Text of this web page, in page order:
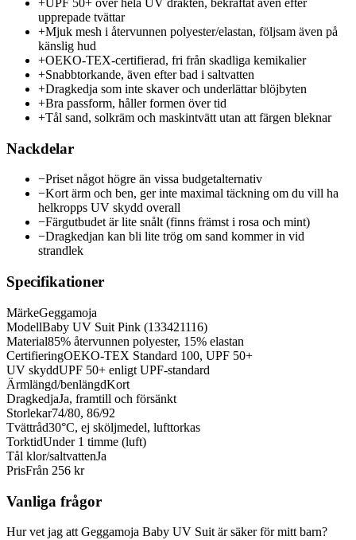
+UPF 50+ över hela UV dräkten, bekräftat även efter
upprepade tvättar
+Mjuk mesh i återvunnen polyester/elastan, följsam även på
känslig hud
+OEKO-TEX-certifierad, fri från skadliga kemikalier
+Snabbtorkande, även efter bad i saltvatten
+Dragkedja som inte skaver och underlättar blöjbyten
+Bra passform, håller formen över tid
+Tål sand, solkräm och maskintvätt utan att färgen bleknar
Nackdelar
−Priset något högre än vissa budgetalternativ
−Kort ärm och ben, ger inte maximal täckning om du vill ha
helkropps UV skydd overall
−Färgutbudet är lite snålt (finns främst i rosa och mint)
−Dragkedjan kan bli lite trög om sand kommer in vid
strandlek
Specifikationer
MärkeGeggamoja
ModellBaby UV Suit Pink (133421116)
Material85% återvunnen polyester, 15% elastan
CertifieringOEKO-TEX Standard 100, UPF 50+
UV skyddUPF 50+ enligt UPF-standard
Ärmlängd/benlängdKort
DragkedjaJa, framtill och försänkt
Storlekar74/80, 86/92
Tvättråd30°C, ej sköljmedel, lufttorkas
TorktidUnder 1 timme (luft)
Tål klor/saltvattenJa
PrisFrån 256 kr
Vanliga frågor
Hur vet jag att Geggamoja Baby UV Suit är säker för mitt barn?